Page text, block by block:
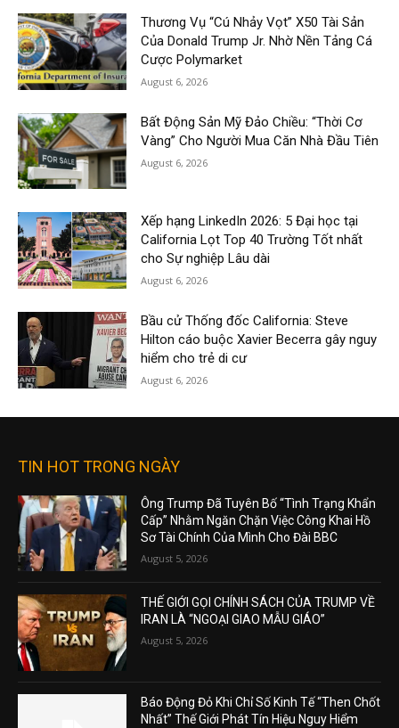
Thương Vụ “Cú Nhảy Vọt” X50 Tài Sản
Của Donald Trump Jr. Nhờ Nền Tảng Cá
Cược Polymarket
August 6, 2026
Bất Động Sản Mỹ Đảo Chiều: “Thời Cơ
Vàng” Cho Người Mua Căn Nhà Đầu Tiên
August 6, 2026
Xếp hạng LinkedIn 2026: 5 Đại học tại
California Lọt Top 40 Trường Tốt nhất
cho Sự nghiệp Lâu dài
August 6, 2026
Bầu cử Thống đốc California: Steve
Hilton cáo buộc Xavier Becerra gây nguy
hiểm cho trẻ di cư
August 6, 2026
TIN HOT TRONG NGÀY
Ông Trump Đã Tuyên Bố “Tình Trạng Khẩn
Cấp” Nhằm Ngăn Chặn Việc Công Khai Hồ
Sơ Tài Chính Của Mình Cho Đài BBC
August 5, 2026
THẾ GIỚI GỌI CHÍNH SÁCH CỦA TRUMP VỀ
IRAN LÀ “NGOẠI GIAO MẪU GIÁO”
August 5, 2026
Báo Động Đỏ Khi Chỉ Số Kinh Tế “Then Chốt
Nhất” Thế Giới Phát Tín Hiệu Nguy Hiểm